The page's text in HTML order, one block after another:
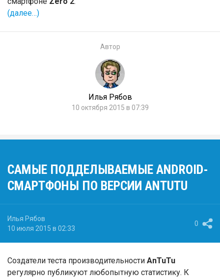
(далее…)
Автор
Илья Рябов
10 октября 2015 в 07:39
CАМЫЕ ПОДДЕЛЫВАЕМЫЕ ANDROID-
СМАРТФОНЫ ПО ВЕРСИИ ANTUTU
Илья Рябов
10 июля 2015 в 02:33
0
Создатели теста производительности AnTuTu
регулярно публикуют любопытную статистику. К